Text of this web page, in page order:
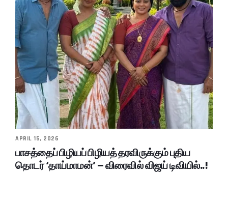
APRIL 15, 2026
பாசத்தைப் பிழியப் பிழியத் தரவிருக்கும் புதிய
தொடர் ‘தாய்மாமன்’ – விரைவில் விஜய் டிவியில்..!